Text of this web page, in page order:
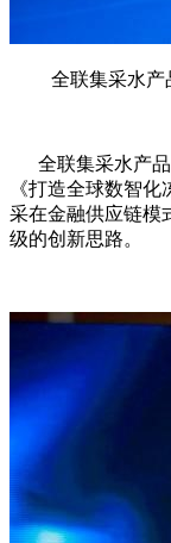
全联集采水产
全联集采水产品(
《打造全球数智
采在金融供应链模
级的创新思路。